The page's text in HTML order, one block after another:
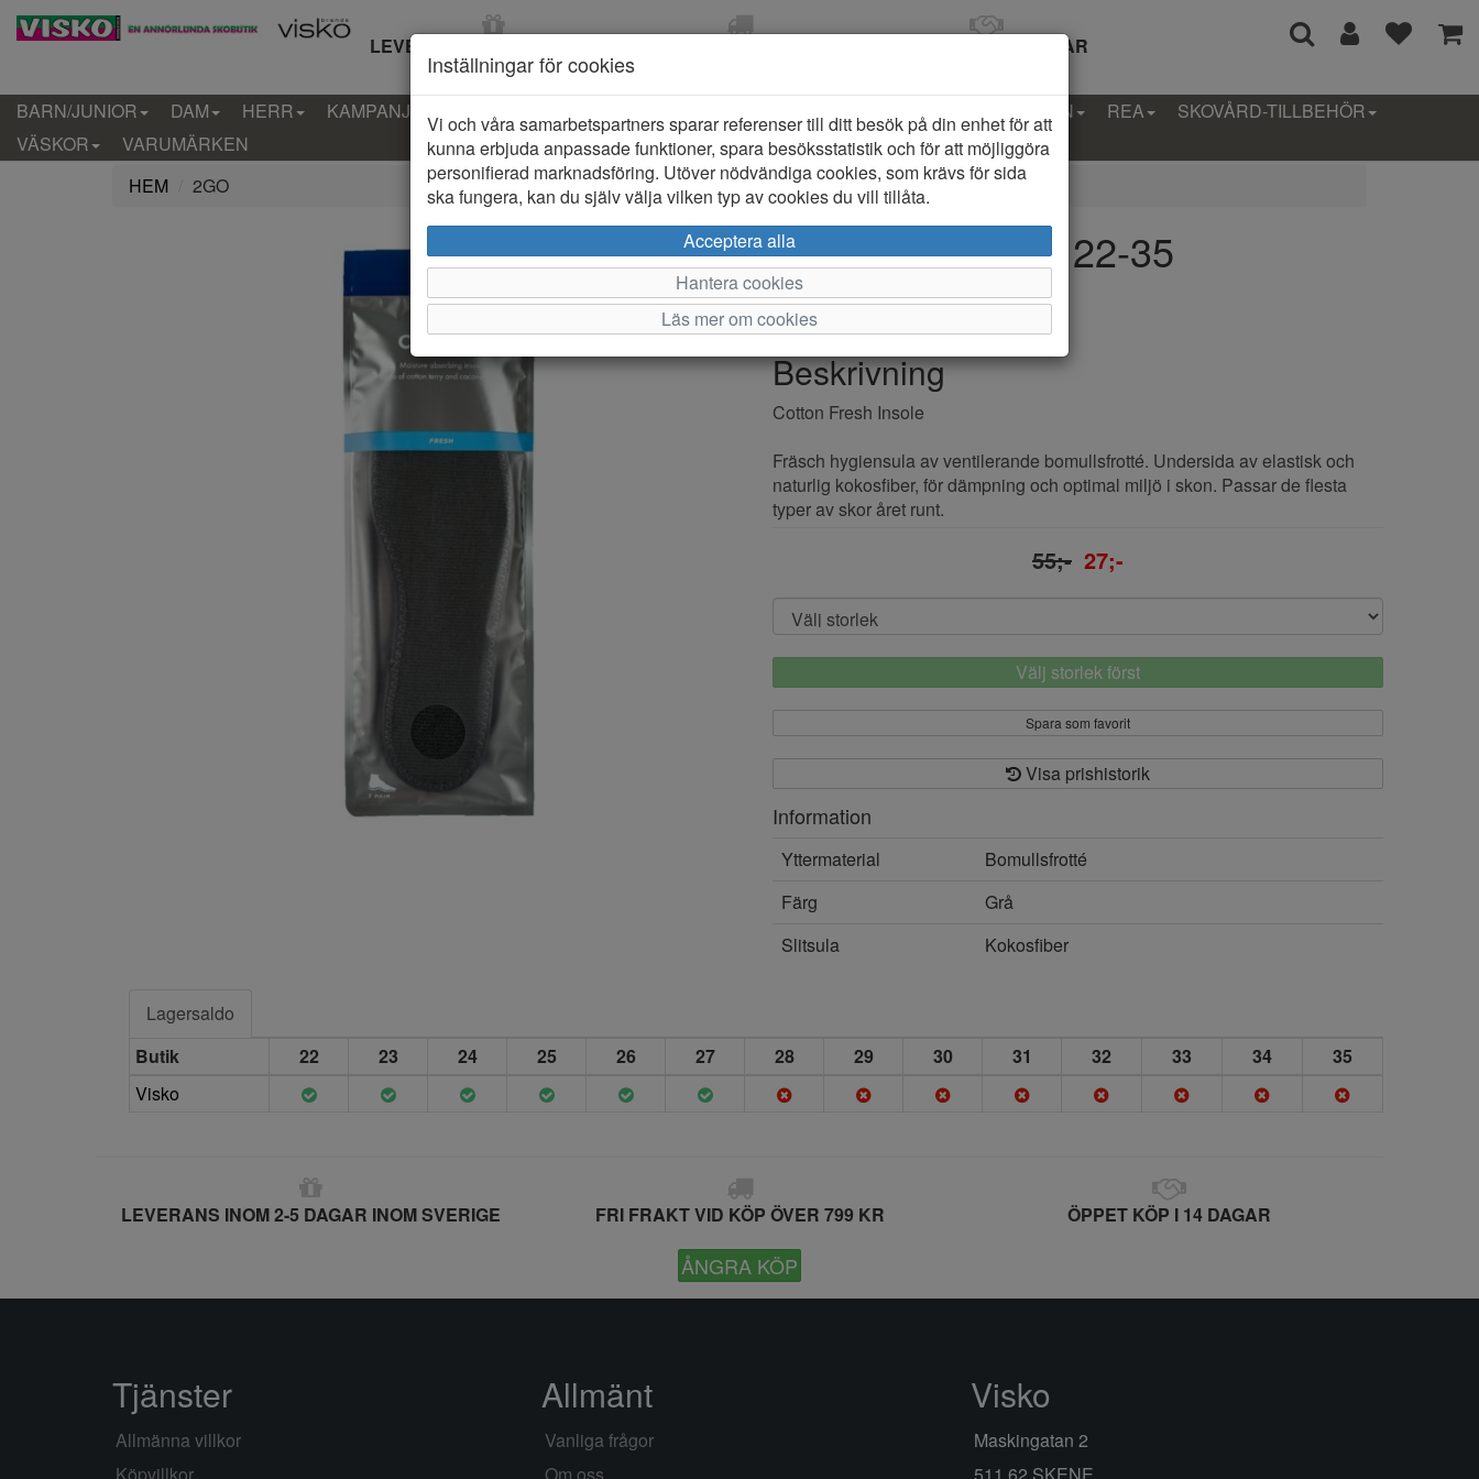
LEVERANS INOM 2-5 DAGAR ÖPPET KÖP I 14 DAGAR
BARN/JUNIOR DAM HERR KAMPANJ KLÄDER-BARN PROVKOLLEKTION REA
SKOVÅRD-TILLBEHÖR
VÄSKOR
VARUMÄRKEN
HEM
2GO
2GO Hygiensula 22-35
Varumärke: 2GO
Artikelnummer: 26135B
Beskrivning
Cotton Fresh Insole
Fräsch hygiensula av ventilerande bomullsfrotté. Undersida av elastisk och
naturlig kokosfiber, för dämpning och optimal miljö i skon. Passar de flesta
typer av skor året runt.
55;- 27;-
Välj storlek först
Spara som favorit
Visa prishistorik
Information
Yttermaterial
Bomullsfrotté
Färg
Grå
Slitsula
Kokosfiber
Lagersaldo
Butik
22 23 24 25 26 27 28 29 30 31 32 33 34
35
Visko
LEVERANS INOM 2-5 DAGAR INOM SVERIGE FRI FRAKT VID KÖP ÖVER 799 KR ÖPPET KÖP I 14 DAGAR
ÅNGRA KÖP
Inställningar för cookies
Vi och våra samarbetspartners sparar referenser till ditt besök på din enhet för att
kunna erbjuda anpassade funktioner, spara besöksstatistik och för att möjliggöra
personifierad marknadsföring. Utöver nödvändiga cookies, som krävs för sida
ska fungera, kan du själv välja vilken typ av cookies du vill tillåta.
Acceptera alla
Hantera cookies
Läs mer om cookies
Tjänster
Allmänna villkor
Allmänt
Vanliga frågor
Visko
Maskingatan 2